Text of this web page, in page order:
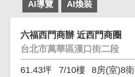
AI導覽 AI煥裝
六福西門商辦 近西門商圈
台北市萬華區漢口街二段
61.43坪 7/10樓 8房(室)8衛